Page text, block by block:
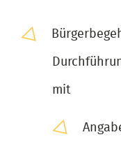
mit